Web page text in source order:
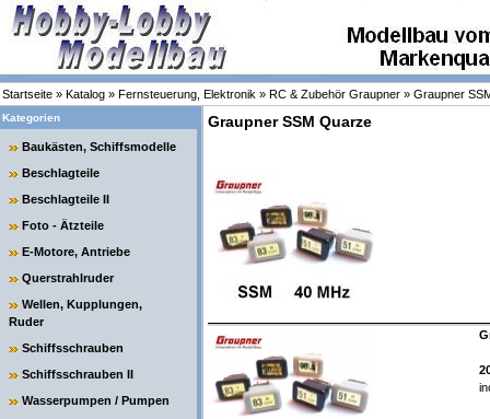
Startseite » Katalog » Fernsteuerung, Elektronik » RC & Zubehör Graupner » Graupner
Kategorien
Baukästen, Schiffsmodelle
Beschlagteile
Beschlagteile II
Foto - Ätzteile
E-Motore, Antriebe
Querstrahlruder
Wellen, Kupplungen,
Ruder
Schiffsschrauben
Schiffsschrauben II
Wasserpumpen / Pumpen
Graupner SSM Quarze